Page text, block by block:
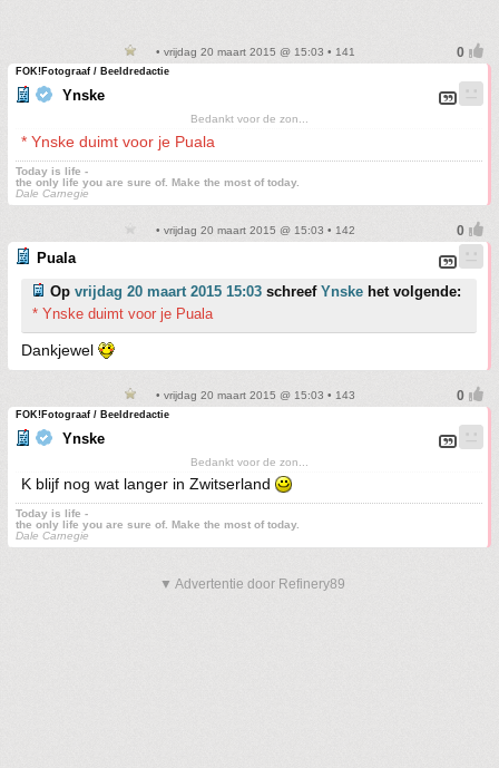
• vrijdag 20 maart 2015 @ 15:03 • 141
FOK!Fotograaf / Beeldredactie
Ynske
Bedankt voor de zon...
* Ynske duimt voor je Puala
Today is life -
the only life you are sure of. Make the most of today.
Dale Carnegie
• vrijdag 20 maart 2015 @ 15:03 • 142
Puala
Op vrijdag 20 maart 2015 15:03 schreef Ynske het volgende:
* Ynske duimt voor je Puala
Dankjewel
• vrijdag 20 maart 2015 @ 15:03 • 143
FOK!Fotograaf / Beeldredactie
Ynske
Bedankt voor de zon...
K blijf nog wat langer in Zwitserland
Today is life -
the only life you are sure of. Make the most of today.
Dale Carnegie
▼ Advertentie door Refinery89